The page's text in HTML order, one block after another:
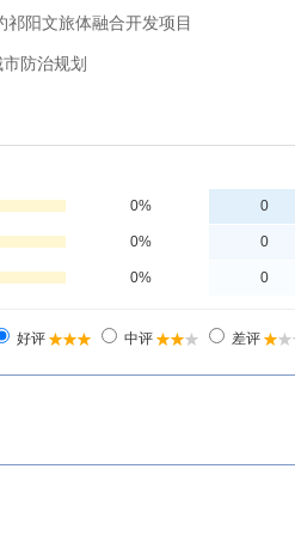
祁阳文旅体融合开发项目
防治规划